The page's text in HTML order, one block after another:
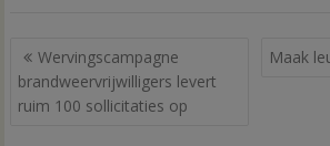
Bericht
navigatie
Wervingscampagne
brandweervrijwilligers levert
ruim 100 sollicitaties op
Maak